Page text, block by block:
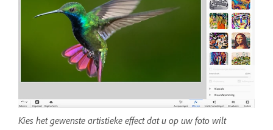
Kies het gewenste artistieke effect dat u op uw foto wilt